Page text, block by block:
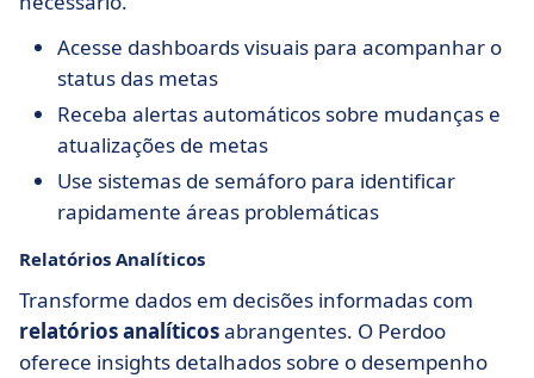
Acesse dashboards visuais para acompanhar o
status das metas
Receba alertas automáticos sobre mudanças e
atualizações de metas
Use sistemas de semáforo para identificar
rapidamente áreas problemáticas
Relatórios Analíticos
Transforme dados em decisões informadas com
relatórios analíticosabrangentes. O Perdoo
oferece insights detalhados sobre o desempenho